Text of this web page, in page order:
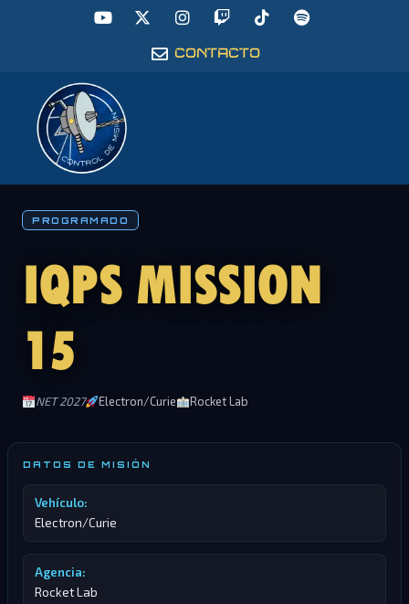
CONTACTO
PROGRAMADO
IQPS MISSION
15
NET 2027 Electron/Curie Rocket Lab
DATOS DE MISIÓN
Vehículo:
Electron/Curie
Agencia:
Rocket Lab